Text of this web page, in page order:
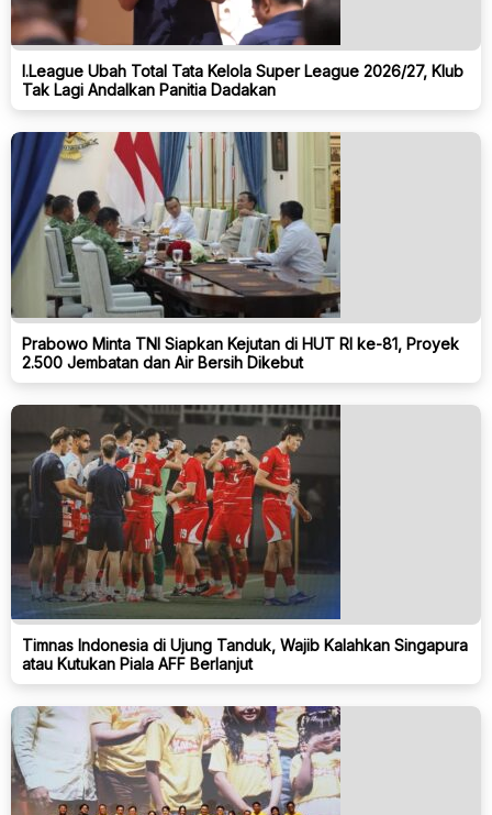
I.League Ubah Total Tata Kelola Super League 2026/27, Klub
Tak Lagi Andalkan Panitia Dadakan
Prabowo Minta TNI Siapkan Kejutan di HUT RI ke-81, Proyek
2.500 Jembatan dan Air Bersih Dikebut
Timnas Indonesia di Ujung Tanduk, Wajib Kalahkan Singapura
atau Kutukan Piala AFF Berlanjut